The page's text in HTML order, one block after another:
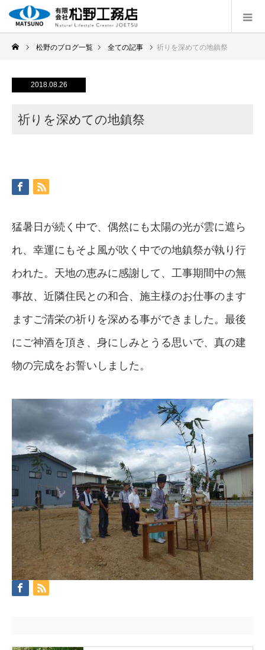
松野のブログ一覧 全ての記事 祈りを深めての地鎮祭
2018.08.26
祈りを深めての地鎮祭
猛暑日が続く中で、偶然にも太陽の光が雲に遮ら
れ、幸運にもそよ風が吹く中での地鎮祭が執り行
われた。天地の恵みに感謝して、工事期間中の無
事故、近隣住民との和合、施主様のお仕事のます
ますご清栄の祈りを深める事ができました。最後
にご神酒を頂き、身にしみとうる思いで、真の建
物の完成をお誓いしました。